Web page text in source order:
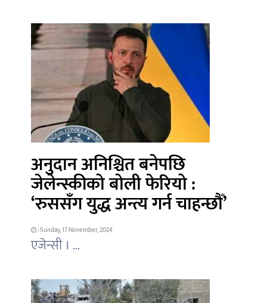
अनुदान अनिश्चित बनेपछि
जेलेन्स्कीको बोली फेरियो :
‘रुससँग युद्ध अन्त्य गर्न चाहन्छौँ’
: Sunday, 17 November, 2024
एजेन्सी । ...